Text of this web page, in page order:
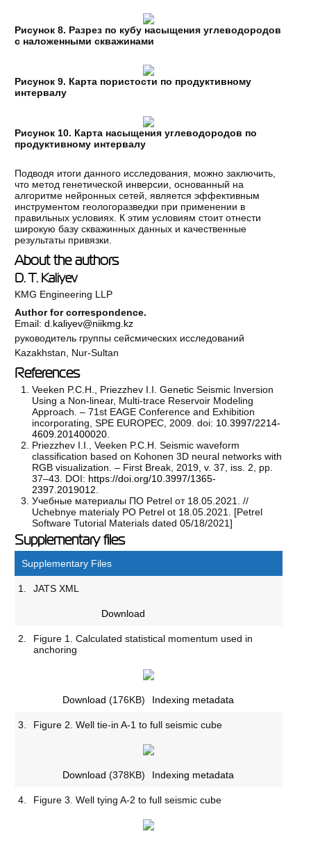
Рисунок 8. Разрез по кубу насыщения углеводородов
с наложенными скважинами
Рисунок 9. Карта пористости по продуктивному
интервалу
Рисунок 10. Карта насыщения углеводородов по
продуктивному интервалу
Подводя итоги данного исследования, можно заключить,
что метод генетической инверсии, основанный на
алгоритме нейронных сетей, является эффективным
инструментом геологоразведки при применении в
правильных условиях. К этим условиям стоит отнести
широкую базу скважинных данных и качественные
результаты привязки.
About the authors
D. T. Kaliyev
KMG Engineering LLP
Author for correspondence.
Email:d.kaliyev@niikmg.kz
руководитель группы сейсмических исследований
Kazakhstan, Nur-Sultan
References
Veeken P.C.H., Priezzhev I.I. Genetic Seismic Inversion
Using a Non-linear, Multi-trace Reservoir Modeling
Approach. – 71st EAGE Conference and Exhibition
incorporating, SPE EUROPEC, 2009. doi: 10.3997/2214-
4609.201400020
Priezzhev I.I., Veeken P.C.H. Seismic waveform
classification based on Kohonen 3D neural networks with
RGB visualization. – First Break, 2019, v. 37, iss. 2, pp.
37–43. DOI: https://doi.org/10.3997/1365-
2397.2019012
Учебные материалы ПО Petrel от 18.05.2021. //
Uchebnye materialy PO Petrel ot 18.05.2021. [Petrel
Software Tutorial Materials dated 05/18/2021]
Supplementary files
Supplementary Files
1. JATS XML
Download
2.
Figure 1. Calculated statistical momentum used in
anchoring
Download (176KB) Indexing metadata
3. Figure 2. Well tie-in A-1 to full seismic cube
Download (378KB) Indexing metadata
4. Figure 3. Well tying A-2 to full seismic cube